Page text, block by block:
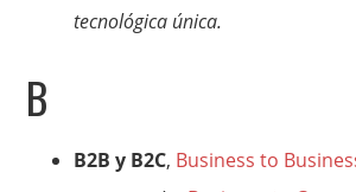
tecnológica única.
B
B2B y B2C, Business to